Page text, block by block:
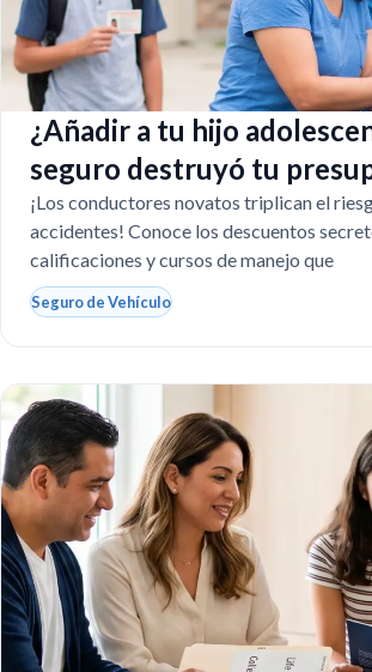
¿Añadir a tu hijo
seguro destruyó tu
Texas?
¡Los conductores novatos triplican el
accidentes! Conoce los descuentos
calificaciones y cursos de manejo que
Seguro de Vehículo